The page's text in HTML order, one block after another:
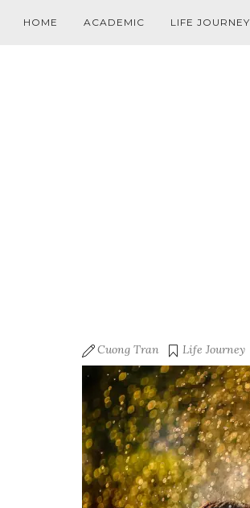
HOME ACADEMIC LIFE JOURNEY
Cuong Tran Life Journey